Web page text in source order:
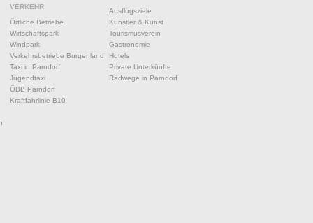
VERKEHR
Örtliche Betriebe
Wirtschaftspark
Windpark
Verkehrsbetriebe Burgenland
Taxi in Parndorf
Jugendtaxi
ÖBB Parndorf
Kraftfahrlinie B10
Ausflugsziele
Künstler & Kunst
Tourismusverein
Gastronomie
Hotels
Private Unterkünfte
Radwege in Parndorf